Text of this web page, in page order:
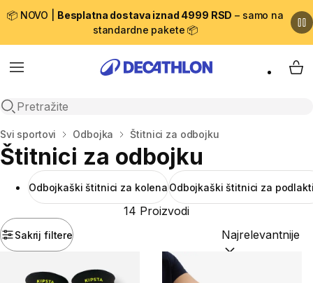
📦 NOVO | Besplatna dostava iznad 4999 RSD – samo na
standardne pakete 📦
Menu
Open search
My
Početna stranica
Svi sportovi Odbojka Štitnici za odbojku
Štitnici za odbojku
Odbojkaški štitnici za kolena Odbojkaški štitnici za
Sakrij filtere
14 Proizvodi
Sortiraj po: